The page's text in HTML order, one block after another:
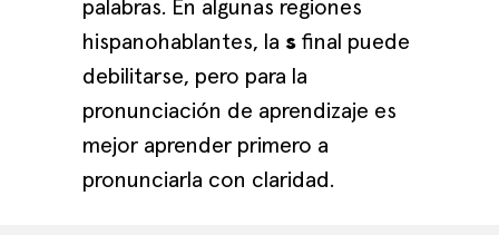
palabras. En algunas regiones
hispanohablantes, la s final puede
debilitarse, pero para la
pronunciación de aprendizaje es
mejor aprender primero a
pronunciarla con claridad.